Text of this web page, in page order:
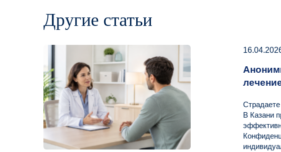
Другие статьи
Страдаете
В Казани